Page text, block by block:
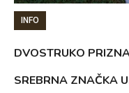
INFO
DVOSTRUKO
SREBRNA ZNAČKA